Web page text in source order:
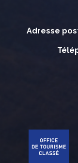
Adresse